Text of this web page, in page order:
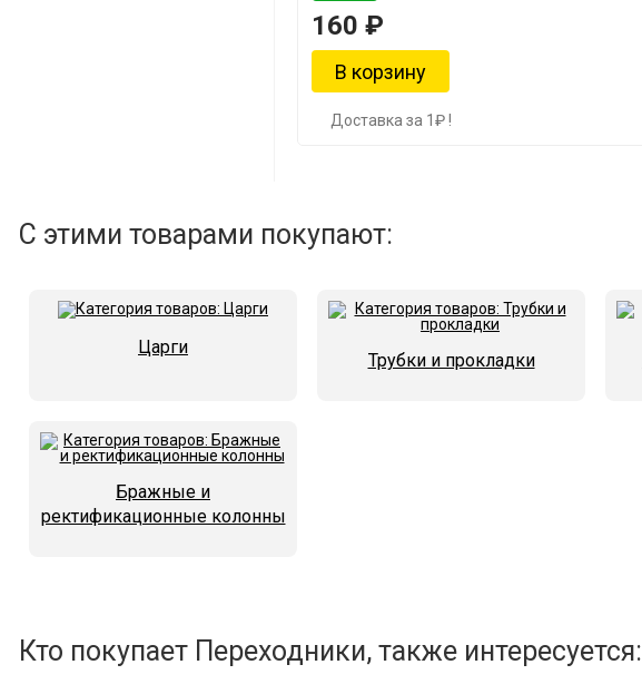
160 ₽
Доставка за 1₽ !
С этими товарами покупают:
Царги
Трубки и прокладки
Бражные и
ректификационные колонны
Кто покупает Переходники, также интересуется: